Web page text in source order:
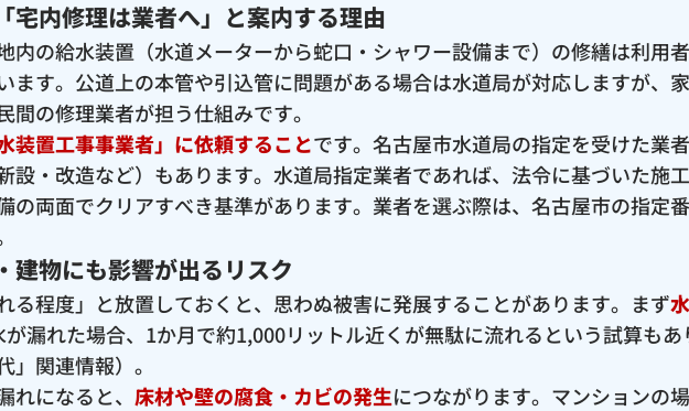
宅内修理は業者へ」と案内する理由
内の給水装置（水道メーターから蛇口・シャワー設備まで）の修繕は利用
ます。公道上の本管や引込管に問題がある場合は水道局が対応しますが、
の修理業者が担う仕組みです。
装置工事事業者」に依頼することです。名古屋市水道局の指定を受けた業
設・改造など）もあります。水道局指定業者であれば、法令に基づいた施
の両面でクリアすべき基準があります。業者を選ぶ際は、名古屋市の指定
建物にも影響が出るリスク
る程度」と放置しておくと、思わぬ被害に発展することがあります。まず
漏れた場合、1か月で約1,000リットル近くが無駄に流れるという試算も
関連情報）。
になると、 床材や壁の腐食・カビの発生につながります。マンションの